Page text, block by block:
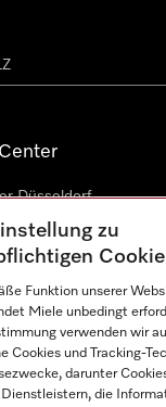
Düsseldorf
Gütersloh
zu
Funktion unserer
Miele unbedingt
verwenden wir
Cookies und Tracking-
darunter
die